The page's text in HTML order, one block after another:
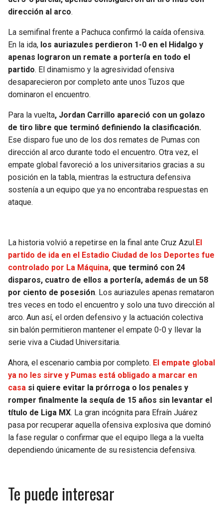
dirección al arco.
La semifinal frente a Pachuca confirmó la caída ofensiva.
En la ida, los auriazules perdieron 1-0 en el Hidalgo y
apenas lograron un remate a portería en todo el
partido. El dinamismo y la agresividad ofensiva
desaparecieron por completo ante unos Tuzos que
dominaron el encuentro.
Para la vuelta, Jordan Carrillo apareció con un golazo
de tiro libre que terminó definiendo la clasificación.
Ese disparo fue uno de los dos remates de Pumas con
dirección al arco durante todo el encuentro. Otra vez, el
empate global favoreció a los universitarios gracias a su
posición en la tabla, mientras la estructura defensiva
sostenía a un equipo que ya no encontraba respuestas en
ataque.
La historia volvió a repetirse en la final ante Cruz Azul. El
partido de ida en el Estadio Ciudad de los Deportes fue
controlado por La Máquina, que terminó con 24
disparos, cuatro de ellos a portería, además de un 58
por ciento de posesión. Los auriazules apenas remataron
tres veces en todo el encuentro y solo una tuvo dirección al
arco. Aun así, el orden defensivo y la actuación colectiva
sin balón permitieron mantener el empate 0-0 y llevar la
serie viva a Ciudad Universitaria.
Ahora, el escenario cambia por completo. El empate global
ya no les sirve y Pumas está obligado a marcar en
casa si quiere evitar la prórroga o los penales y
romper finalmente la sequía de 15 años sin levantar el
título de Liga MX. La gran incógnita para Efraín Juárez
pasa por recuperar aquella ofensiva explosiva que dominó
la fase regular o confirmar que el equipo llega a la vuelta
dependiendo únicamente de su resistencia defensiva.
Te puede interesar